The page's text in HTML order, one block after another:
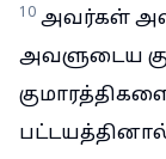
10 அவர்கள்
அவளுடைய